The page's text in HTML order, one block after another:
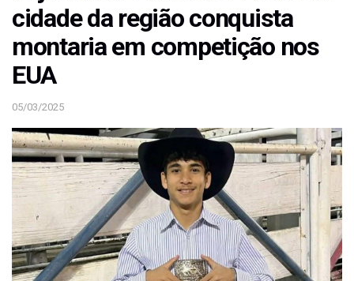
cidade da região conquista
montaria em competição nos
EUA
05/03/2025